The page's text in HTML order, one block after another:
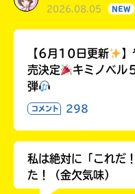
2026.08.05 NEW
【6月10日更新
売決定
キミノベル
弾
コメント 298
私は絶対に「これだ
た！（金欠気味）